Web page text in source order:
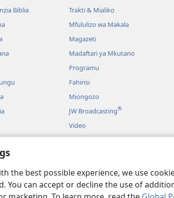
the best possible experience, we use
You can accept or decline the use of
Biblia
Trakti & Mialiko
Mfululizo wa Makala
Magazeti
Madaftari ya Mkutano
Programu
Fahirisi
Miongozo
JW Broadcasting®
Video
Muziki
Drama za Usomaji wa Biblia